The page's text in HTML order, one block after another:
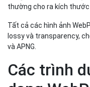
thường cho ra kích thước
Tất cả các hình ảnh
lossy và transparency,
và APNG.
Các trình